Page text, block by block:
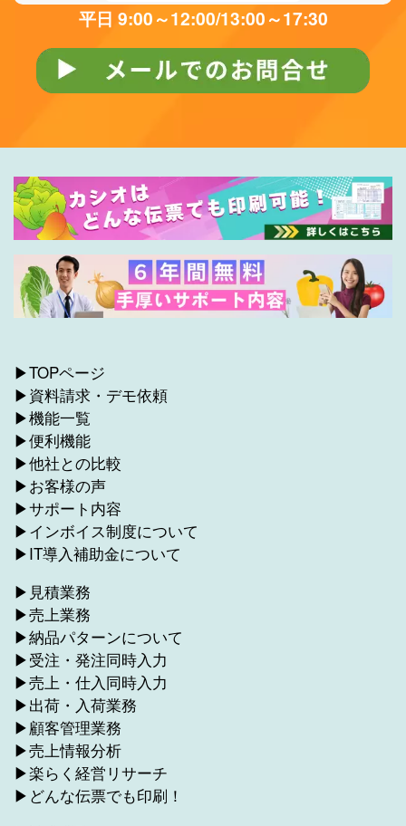
平日 9:00～12:00/13:00～17:30
▶TOPページ
▶資料請求・デモ依頼
▶機能一覧
▶便利機能
▶他社との比較
▶お客様の声
▶サポート内容
▶インボイス制度について
▶IT導入補助金について
▶見積業務
▶売上業務
▶納品パターンについて
▶受注・発注同時入力
▶売上・仕入同時入力
▶出荷・入荷業務
▶顧客管理業務
▶売上情報分析
▶楽らく経営リサーチ
▶どんな伝票でも印刷！